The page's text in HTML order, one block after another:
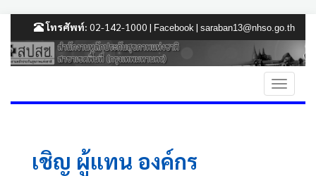
โทรศัพท์: 02-142-1000 | Facebook | saraban13@nhso.go.th
เชิญ ผู้แทน องค์กร